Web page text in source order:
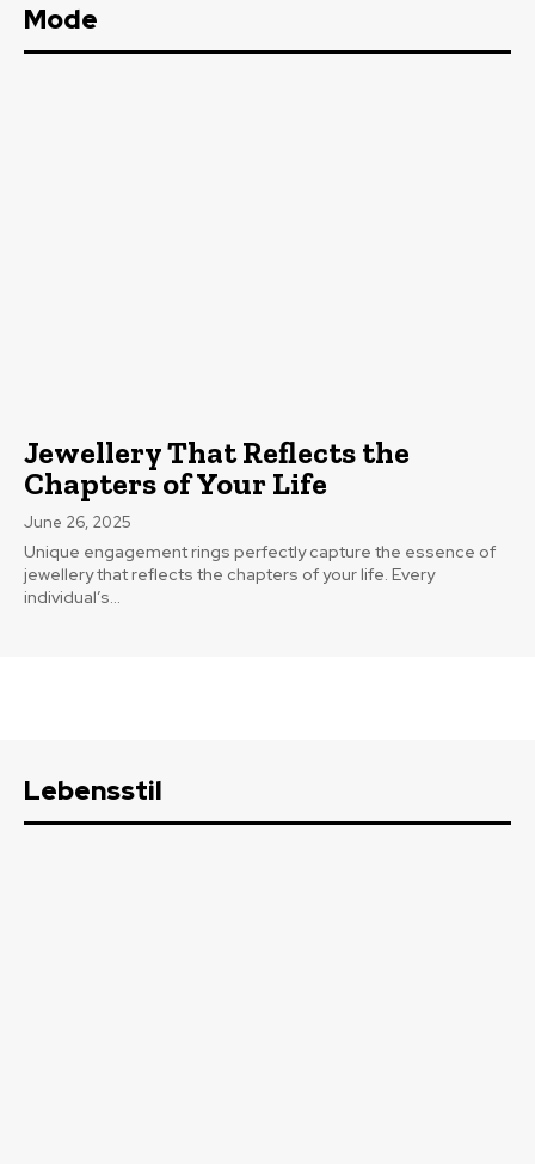
Mode
Jewellery That Reflects the
Chapters of Your Life
June 26, 2025
Unique engagement rings perfectly capture the essence of
jewellery that reflects the chapters of your life. Every
individual’s...
Lebensstil